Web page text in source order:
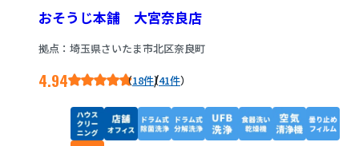
おそうじ本舗 大宮奈良店
拠点：埼玉県さいたま市北区奈良町
4.94 18件/41件